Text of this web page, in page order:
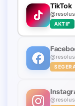
TikTok
AKTIF